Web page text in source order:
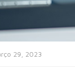
29, 2023